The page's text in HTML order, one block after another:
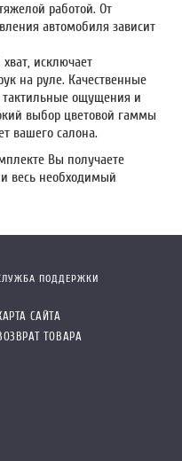
работой. От
автомобиля зависит
исключает
на руле. Качественные
ощущения и
выбор цветовой гаммы
вашего салона.
Вы получаете
весь необходимый
ПОДДЕРЖКИ
САЙТА
ТОВАРА